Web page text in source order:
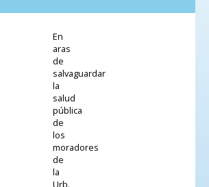
En
aras
de
salvaguardar
la
salud
pública
de
los
moradores
de
la
Urb.